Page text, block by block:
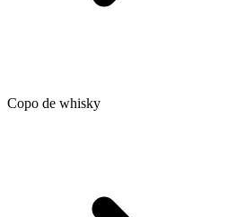
Copo de whisky